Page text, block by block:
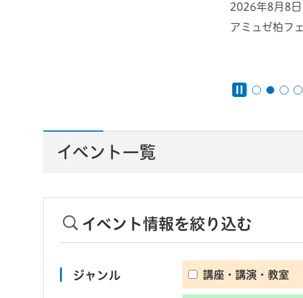
2026年8月8
アミュゼ柏フ
イベント一覧
イベント情報を絞り込む
ジャンル 講座・講演・教室